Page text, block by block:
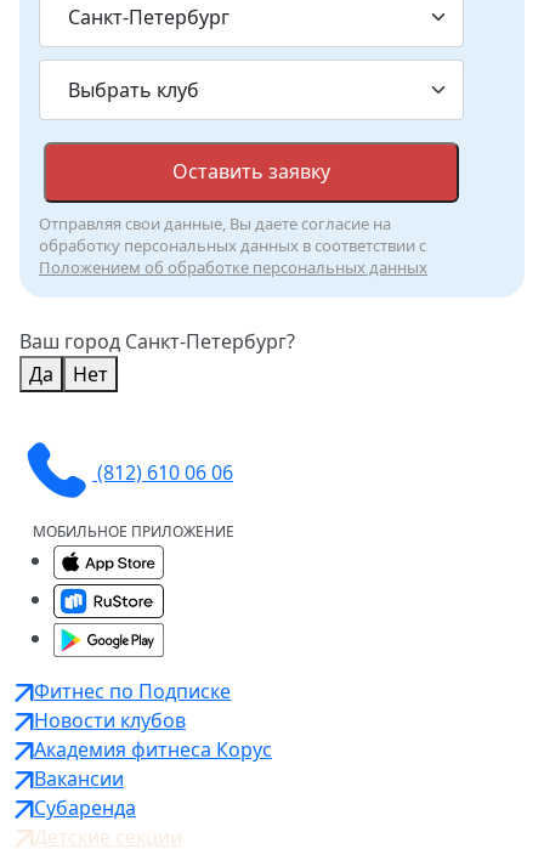
Оставить заявку
Отправляя свои данные, Вы даете согласие на
обработку персональных данных в соответствии с
Положением об обработке персональных данных
Ваш город Санкт-Петербург?
Да
Нет
(812) 610 06 06
МОБИЛЬНОЕ ПРИЛОЖЕНИЕ
Фитнес по Подписке
Новости клубов
Академия фитнеса Корус
Вакансии
Субаренда
Детские секции